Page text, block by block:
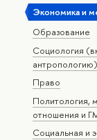
Экономика и
Образование
Социология
антропологию)
Право
Политология,
отношения и
Социальная и